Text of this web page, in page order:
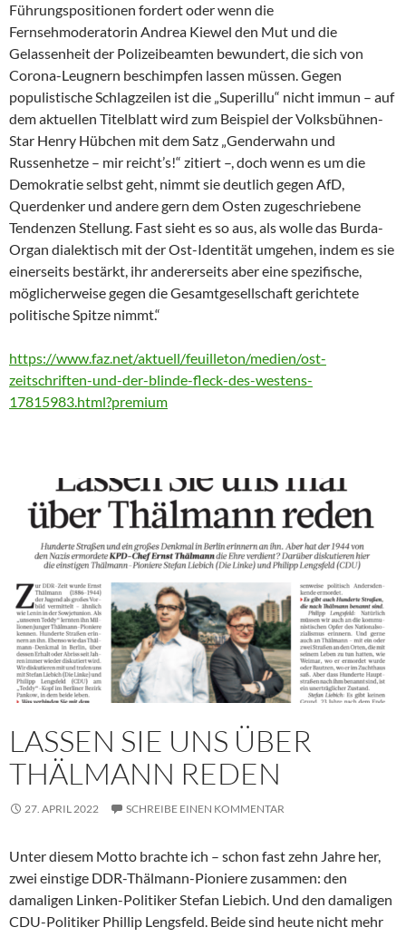
Führungspositionen fordert oder wenn die
Fernsehmoderatorin An­drea Kiewel den Mut und die
Gelassenheit der Polizeibeamten bewundert, die sich von
Corona-Leugnern beschimpfen lassen müssen. Gegen
populistische Schlagzeilen ist die „Superillu“ nicht immun – auf
dem aktuellen Titelblatt wird zum Beispiel der Volksbühnen-
Star Henry Hübchen mit dem Satz „Genderwahn und
Russenhetze – mir reicht’s!“ zitiert –, doch wenn es um die
Demokratie selbst geht, nimmt sie deutlich gegen AfD,
Querdenker und andere gern dem Osten zugeschriebene
Tendenzen Stellung. Fast sieht es so aus, als wolle das Burda-
Organ dialektisch mit der Ost-Identität umgehen, indem es sie
einerseits bestärkt, ihr andererseits aber eine spezifische,
möglicherweise gegen die Gesamtgesellschaft gerichtete
politische Spitze nimmt.“
https://www.faz.net/aktuell/feuilleton/medien/ost-
zeitschriften-und-der-blinde-fleck-des-westens-
17815983.html?premium
LASSEN SIE UNS ÜBER
THÄLMANN REDEN
27. APRIL 2022 SCHREIBE EINEN KOMMENTAR
Unter diesem Motto brachte ich – schon fast zehn Jahre her,
zwei einstige DDR-Thälmann-Pioniere zusammen: den
damaligen Linken-Politiker Stefan Liebich. Und den damaligen
CDU-Politiker Phillip Lengsfeld. Beide sind heute nicht mehr